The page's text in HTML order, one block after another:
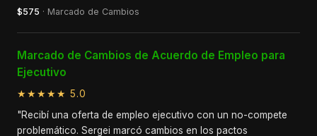
$575 · Marcado de Cambios
Marcado de Cambios de Acuerdo de Empleo para
Ejecutivo
★★★★★ 5.0
"Recibí una oferta de empleo ejecutivo con un no-compete
problemático. Sergei marcó cambios en los pactos